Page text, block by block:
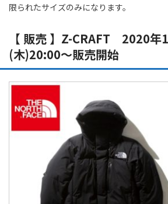
限られたサイズのみになります。
【 販売 】Z-CRAFT 2020年
(木)20:00～販売開始